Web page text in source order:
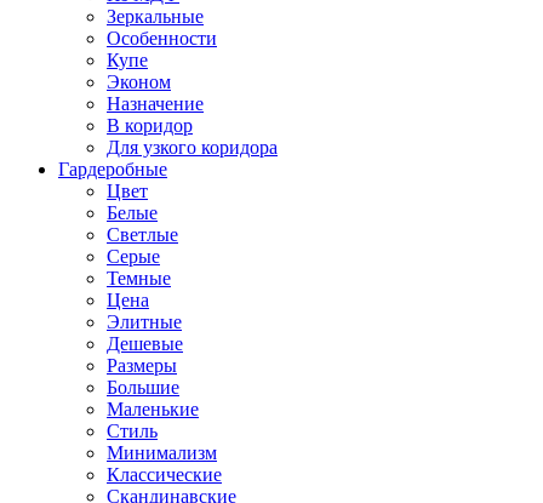
Зеркальные
Особенности
Купе
Эконом
Назначение
В коридор
Для узкого коридора
Гардеробные
Цвет
Белые
Светлые
Серые
Темные
Цена
Элитные
Дешевые
Размеры
Большие
Маленькие
Стиль
Минимализм
Классические
Скандинавские